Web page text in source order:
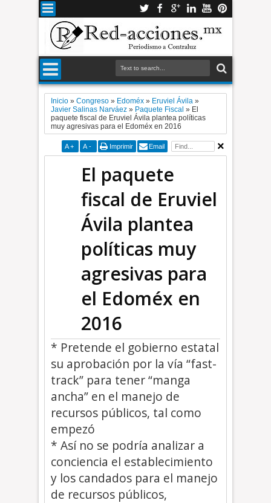
Inicio »Congreso » Edoméx » Eruviel Ávila »
Javier Salinas Narváez » Paquete Fiscal » El
paquete fiscal de Eruviel Ávila plantea políticas
muy agresivas para el Edoméx en 2016
A + A - Imprimir Email
El paquete
fiscal de Eruviel
Ávila plantea
políticas muy
agresivas para
el Edoméx en
2016
* Pretende el gobierno estatal
su aprobación por la vía “fast-
track” para tener “manga
ancha” en el manejo de
recursos públicos, tal como
empezó
* Así no se podría analizar a
conciencia el establecimiento
y los candados para el manejo
de recursos públicos,